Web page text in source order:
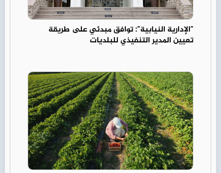
"الإدارية النيابية": توافق مبدئي على طريقة
تعيين المدير التنفيذي للبلديات